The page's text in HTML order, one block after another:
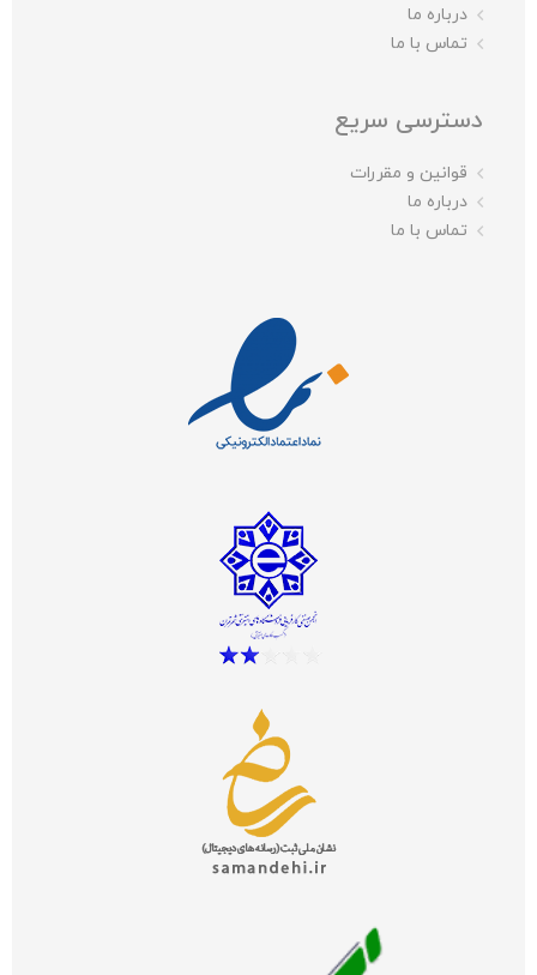
درباره ما
تماس با ما
دسترسی سریع
قوانین و مقررات
درباره ما
تماس با ما